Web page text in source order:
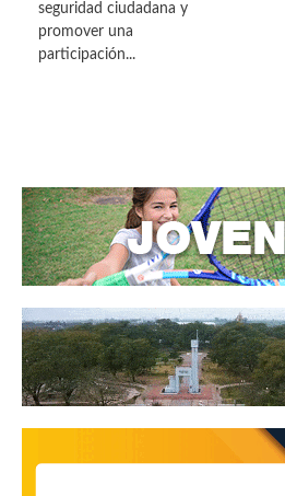
seguridad ciudadana y
promover una
participación...